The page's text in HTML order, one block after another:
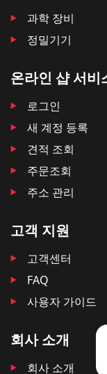
과학 장비
정밀기기
온라인 샵 서비
로그인
새 계정 등록
견적 조회
주문조회
주소 관리
고객 지원
고객센터
FAQ
사용자 가이드
회사 소개
회사 소개